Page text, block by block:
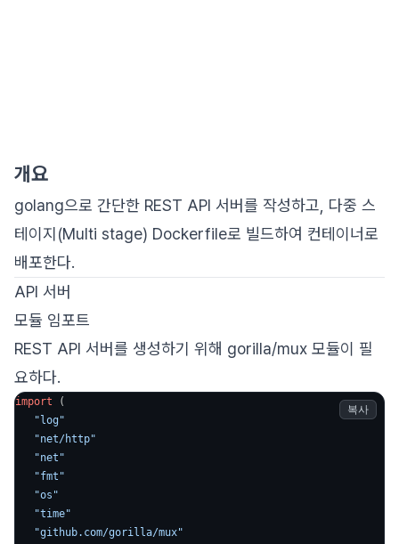
개요
golang으로 간단한 REST API 서버를 작성하고, 다중 스
테이지(Multi stage) Dockerfile로 빌드하여 컨테이너로
배포한다.
API 서버
모듈 임포트
REST API 서버를 생성하기 위해 gorilla/mux 모듈이 필
요하다.
import (
"log"
"net/http"
"net"
"fmt"
"os"
"time"
"github.com/gorilla/mux"
복사